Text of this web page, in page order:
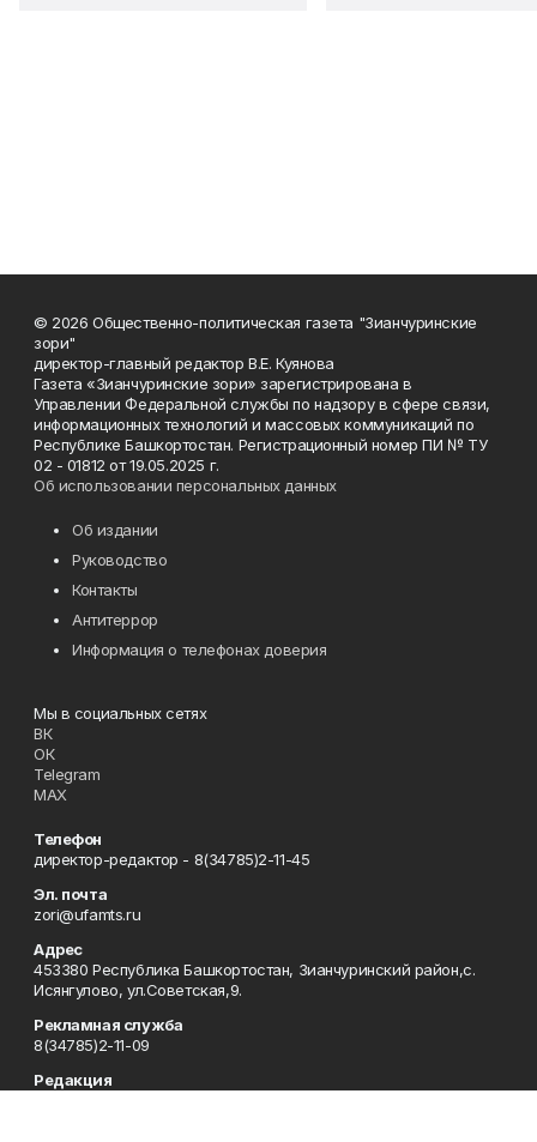
© 2026 Общественно-политическая газета "Зианчуринские
зори"
директор-главный редактор В.Е. Куянова
Газета «Зианчуринские зори» зарегистрирована в
Управлении Федеральной службы по надзору в сфере связи,
информационных технологий и массовых коммуникаций по
Республике Башкортостан. Регистрационный номер ПИ № ТУ
02 - 01812 от 19.05.2025 г.
Об использовании персональных данных
Об издании
Руководство
Контакты
Антитеррор
Информация о телефонах доверия
Мы в социальных сетях
ВК
ОК
Telegram
MAX
Телефон
директор-редактор - 8(34785)2-11-45
Эл. почта
zori@ufamts.ru
Адрес
453380 Республика Башкортостан, Зианчуринский район,с.
Исянгулово, ул.Советская,9.
Рекламная служба
8(34785)2-11-09
Редакция